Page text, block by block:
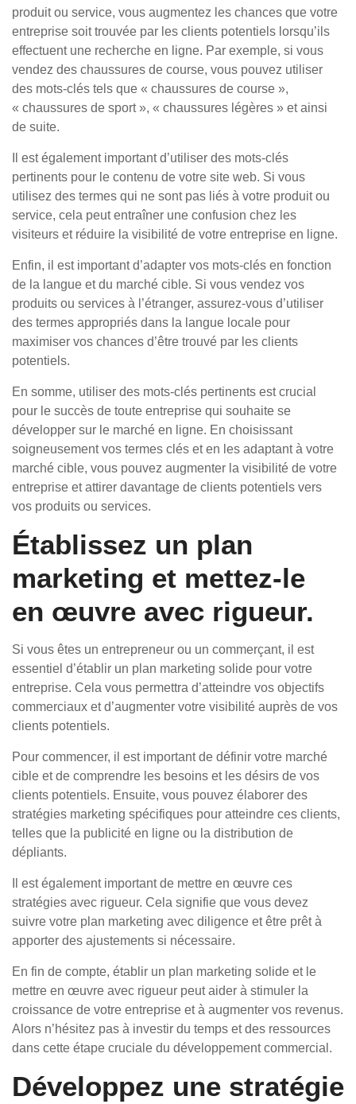
produit ou service, vous augmentez les chances que votre
entreprise soit trouvée par les clients potentiels lorsqu’ils
effectuent une recherche en ligne. Par exemple, si vous
vendez des chaussures de course, vous pouvez utiliser
des mots-clés tels que « chaussures de course »,
« chaussures de sport », « chaussures légères » et ainsi
de suite.
Il est également important d’utiliser des mots-clés
pertinents pour le contenu de votre site web. Si vous
utilisez des termes qui ne sont pas liés à votre produit ou
service, cela peut entraîner une confusion chez les
visiteurs et réduire la visibilité de votre entreprise en ligne.
Enfin, il est important d’adapter vos mots-clés en fonction
de la langue et du marché cible. Si vous vendez vos
produits ou services à l’étranger, assurez-vous d’utiliser
des termes appropriés dans la langue locale pour
maximiser vos chances d’être trouvé par les clients
potentiels.
En somme, utiliser des mots-clés pertinents est crucial
pour le succès de toute entreprise qui souhaite se
développer sur le marché en ligne. En choisissant
soigneusement vos termes clés et en les adaptant à votre
marché cible, vous pouvez augmenter la visibilité de votre
entreprise et attirer davantage de clients potentiels vers
vos produits ou services.
Établissez un plan
marketing et mettez-le
en œuvre avec rigueur.
Si vous êtes un entrepreneur ou un commerçant, il est
essentiel d’établir un plan marketing solide pour votre
entreprise. Cela vous permettra d’atteindre vos objectifs
commerciaux et d’augmenter votre visibilité auprès de vos
clients potentiels.
Pour commencer, il est important de définir votre marché
cible et de comprendre les besoins et les désirs de vos
clients potentiels. Ensuite, vous pouvez élaborer des
stratégies marketing spécifiques pour atteindre ces clients,
telles que la publicité en ligne ou la distribution de
dépliants.
Il est également important de mettre en œuvre ces
stratégies avec rigueur. Cela signifie que vous devez
suivre votre plan marketing avec diligence et être prêt à
apporter des ajustements si nécessaire.
En fin de compte, établir un plan marketing solide et le
mettre en œuvre avec rigueur peut aider à stimuler la
croissance de votre entreprise et à augmenter vos revenus.
Alors n’hésitez pas à investir du temps et des ressources
dans cette étape cruciale du développement commercial.
Développez une stratégie